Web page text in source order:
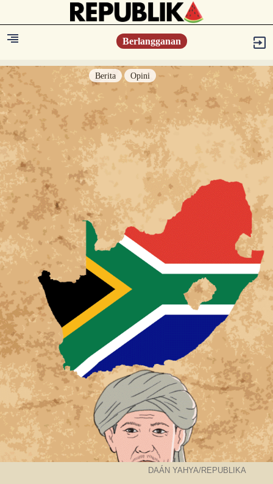
Berlangganan
Berita Opini
Berita
Islam Digest
Hikmah
Opini
Konsultasi Syariah
Resonansi
Sejarah
Lensa
Iqtishodia
Sastra
Literasi Umat